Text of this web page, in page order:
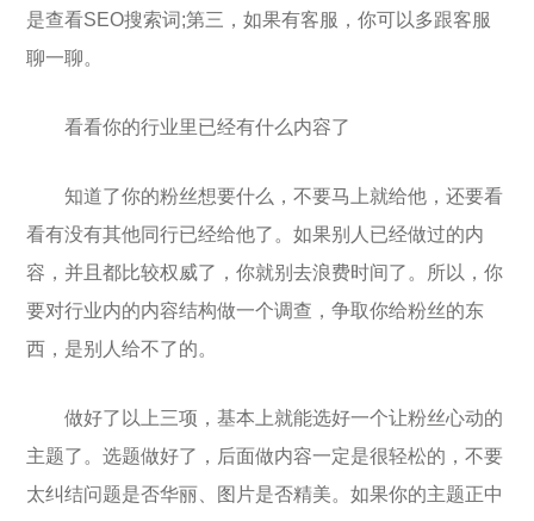
是查看SEO搜索词;第三，如果有客服，你可以多跟客服
聊一聊。
看看你的行业里已经有什么内容了
知道了你的粉丝想要什么，不要马上就给他，还要看
看有没有其他同行已经给他了。如果别人已经做过的内
容，并且都比较权威了，你就别去浪费时间了。所以，你
要对行业内的内容结构做一个调查，争取你给粉丝的东
西，是别人给不了的。
做好了以上三项，基本上就能选好一个让粉丝心动的
主题了。选题做好了，后面做内容一定是很轻松的，不要
太纠结问题是否华丽、图片是否精美。如果你的主题正中